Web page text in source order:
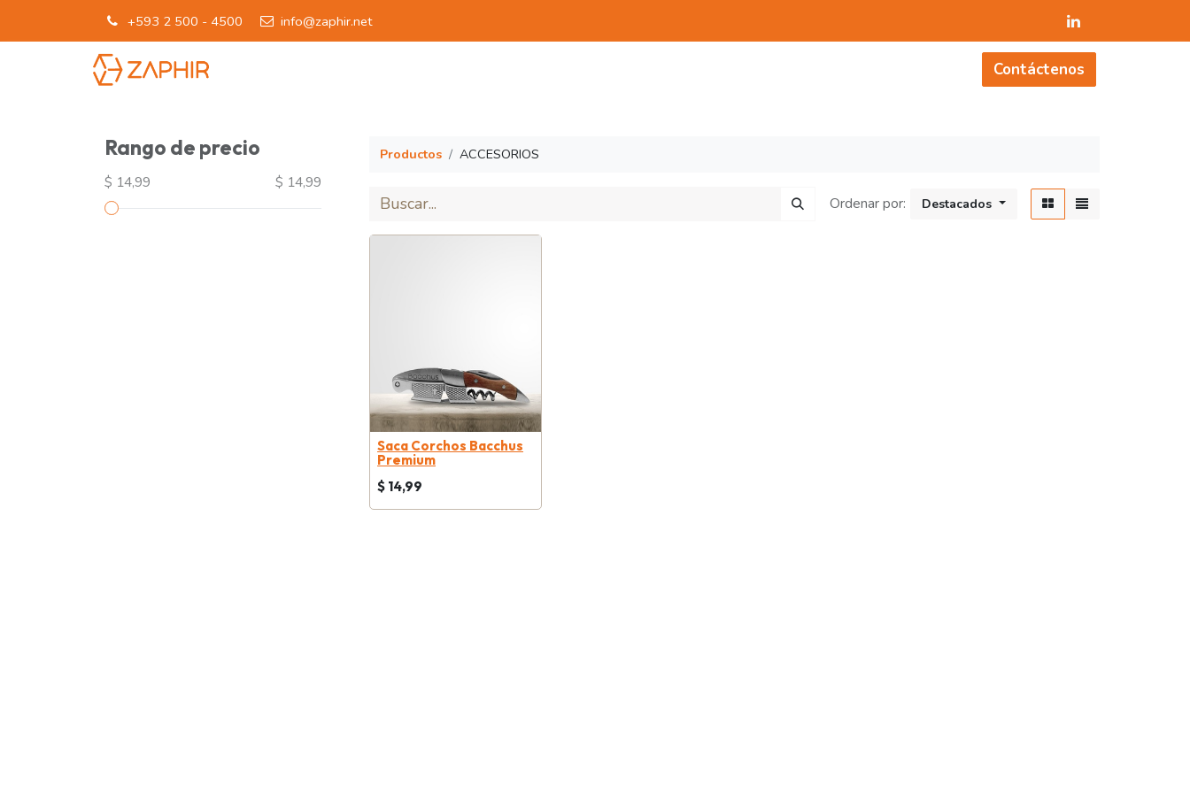
+593 2 500 - 4500 info@zaphir.net
NOSOTROS
Contáctenos
Rango de precio
$ 14,99 $ 14,99
Productos ACCESORIOS
Ordenar por: Destacados
Saca Corchos Bacchus
Premium
$ 14,99